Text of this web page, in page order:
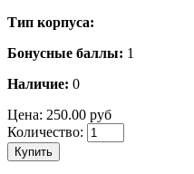
Тип корпуса:
Бонусные баллы: 1
Наличие: 0
Цена: 250.00 руб
Количество:
Купить